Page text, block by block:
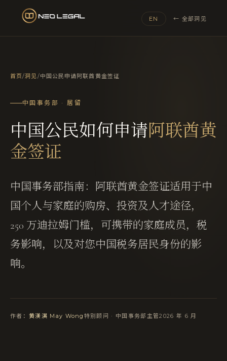
EN ← 全部洞见
首页/洞见/中国公民申请阿联酋黄金签证
中国事务部 · 居留
中国公民如何申请阿联酋黄
金签证
中国事务部指南：阿联酋黄金签证适用于中
国个人与家庭的购房、投资及人才途径，
250 万迪拉姆门槛，可携带的家庭成员，税
务影响，以及对您中国税务居民身份的影
响。
作者： 黄渼淇 May Wong 特别顾问 · 中国事务部主管2026 年 6 月